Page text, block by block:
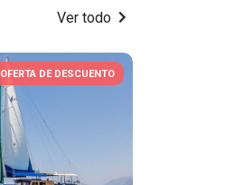
OFERTA DE DESCUENTO
Ver todo